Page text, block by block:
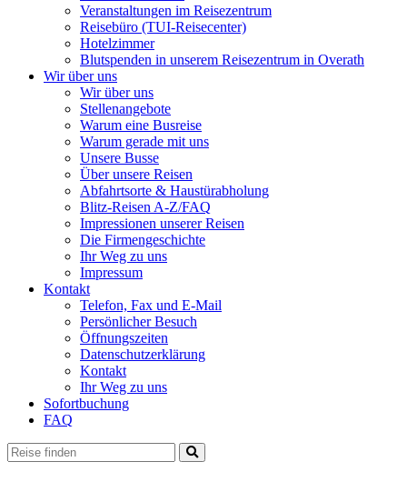
Veranstaltungen im Reisezentrum
Reisebüro (TUI-Reisecenter)
Hotelzimmer
Blutspenden in unserem Reisezentrum in Overath
Wir über uns
Wir über uns
Stellenangebote
Warum eine Busreise
Warum gerade mit uns
Unsere Busse
Über unsere Reisen
Abfahrtsorte & Haustürabholung
Blitz-Reisen A-Z/FAQ
Impressionen unserer Reisen
Die Firmengeschichte
Ihr Weg zu uns
Impressum
Kontakt
Telefon, Fax und E-Mail
Persönlicher Besuch
Öffnungszeiten
Datenschutzerklärung
Kontakt
Ihr Weg zu uns
Sofortbuchung
FAQ